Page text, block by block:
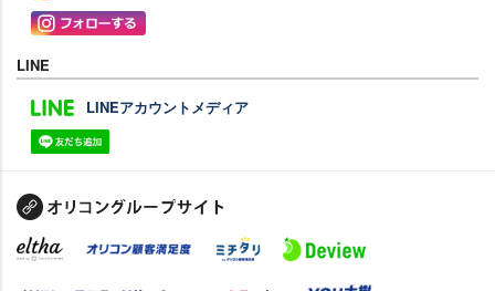
LINE
LINEアカウントメディア